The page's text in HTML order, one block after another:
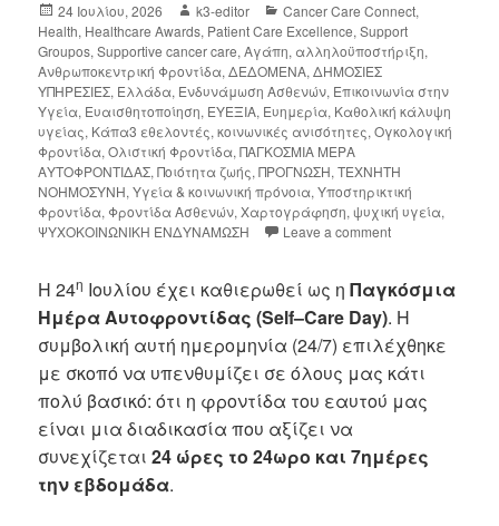
24 Ιουλίου, 2026 k3-editor Cancer Care Connect,
Health, Healthcare Awards, Patient Care Excellence,Support
Groupos,Supportive cancer care,Αγάπη, αλληλοϋποστήριξη,
Ανθρωποκεντρική Φροντίδα,ΔΕΔΟΜΕΝΑ,ΔΗΜΟΣΙΕΣ
ΥΠΗΡΕΣΙΕΣ, Ελλάδα, Ενδυνάμωση Ασθενών, Επικοινωνία στην
Υγεία, Ευαισθητοποίηση, ΕΥΕΞΙΑ, Ευημερία, Καθολική κάλυψη
υγείας, Κάπα3 εθελοντές,κοινωνικές ανισότητες,Ογκολογική
Φροντίδα,Ολιστική Φροντίδα,ΠΑΓΚΟΣΜΙΑ ΜΕΡΑ
ΑΥΤΟΦΡΟΝΤΙΔΑΣ,Ποιότητα ζωής,ΠΡΟΓΝΩΣΗ,ΤΕΧΝΗΤΗ
ΝΟΗΜΟΣΥΝΗ,Υγεία & κοινωνική πρόνοια,Υποστηρικτική
Φροντίδα, Φροντίδα Ασθενών,Χαρτογράφηση,ψυχική υγεία,
ΨΥΧΟΚΟΙΝΩΝΙΚΗ ΕΝΔΥΝΑΜΩΣΗ
Leave a comment
Η 24η Ιουλίου έχει καθιερωθεί ως ηΠαγκόσμια
Ημέρα Αυτοφροντίδας (Self–Care Day). Η
συμβολική αυτή ημερομηνία (24/7) επιλέχθηκε
με σκοπό να υπενθυμίζει σε όλους μας κάτι
πολύ βασικό: ότι η φροντίδα του εαυτού μας
είναι μια διαδικασία που αξίζει να
συνεχίζεται24 ώρες το 24ωρο και 7ημέρες
την εβδομάδα.